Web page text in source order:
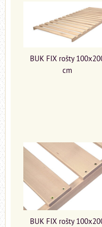
BUK FIX rošty
cm
BUK FIX rošty